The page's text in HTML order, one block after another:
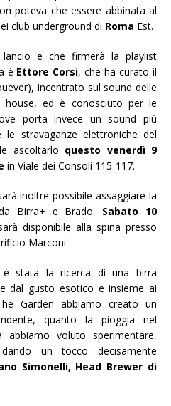
poteva che essere abbinata al
club underground di Roma Est.
e che firmerà la playlist
è Ettore Corsi, che ha curato il
incentrato sul sound delle
house, ed è conosciuto per le
porta invece un sound più
stravaganze elettroniche del
ascoltarlo questo venerdì 9
in Viale dei Consoli 115-117.
inoltre possibile assaggiare la
Birra+ e Brado. Sabato 10
disponibile alla spina presso
Marconi.
è stata la ricerca di una birra
dal gusto esotico e insieme ai
Garden abbiamo creato un
quanto la pioggia nel
voluto sperimentare,
un tocco decisamente
Simonelli, Head Brewer di